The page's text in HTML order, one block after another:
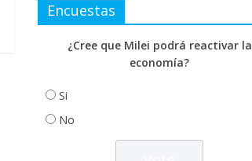
Encuestas
¿Cree que Milei podrá reactivar la
economía?
Si
No